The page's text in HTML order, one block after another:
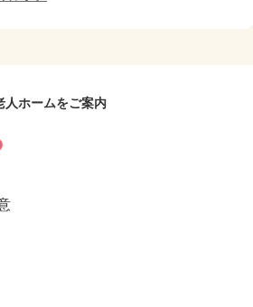
人ホームをご案内